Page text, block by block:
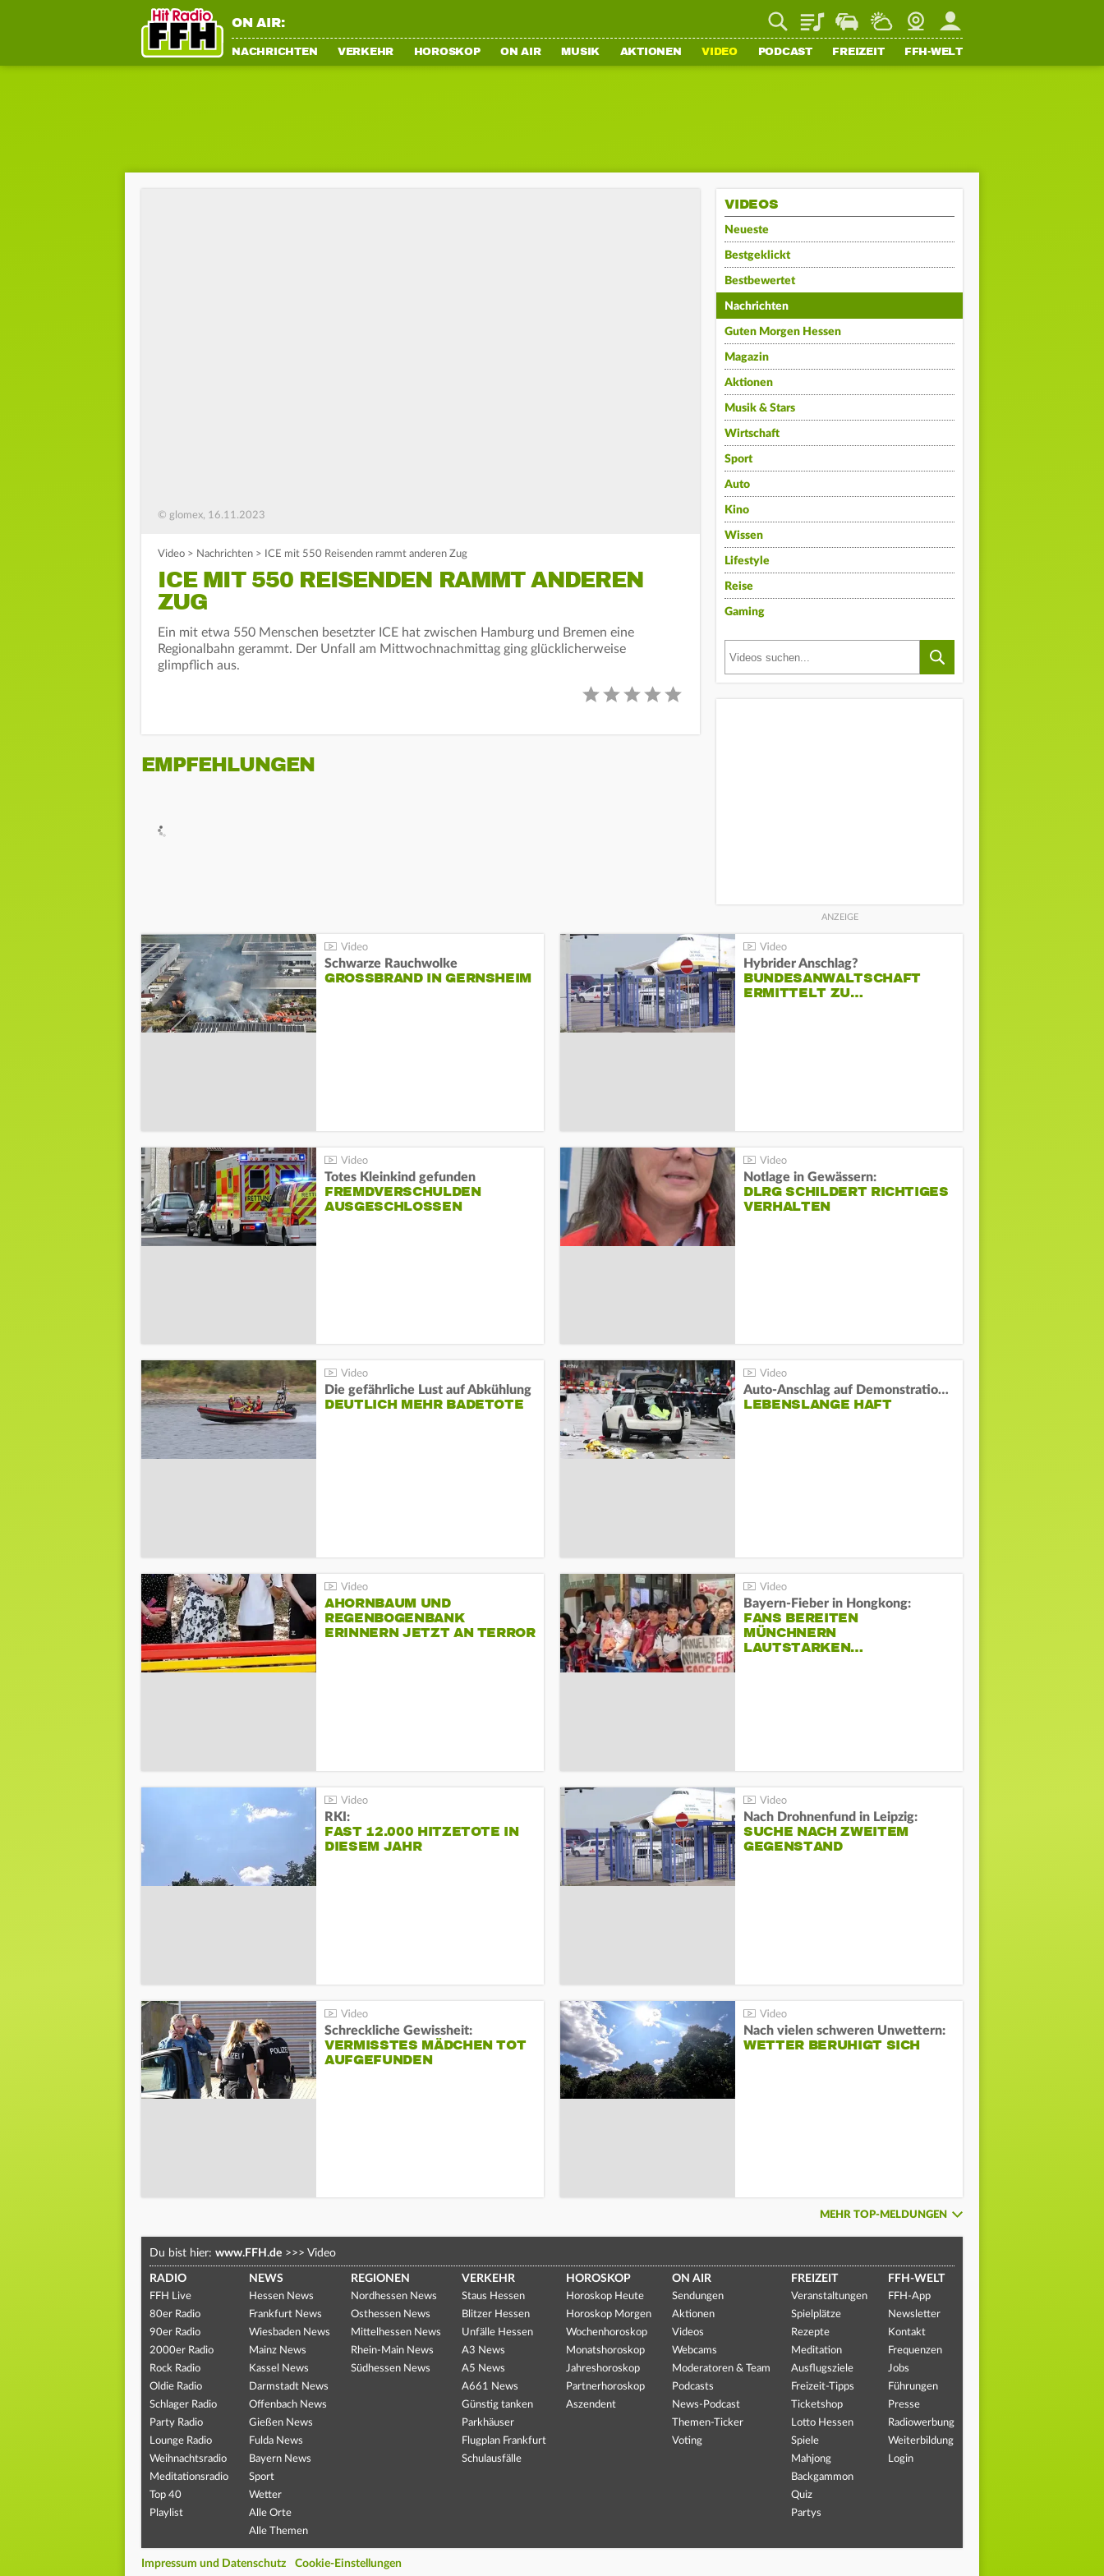
ON AIR: PlaylistStaupilotWetterWebcamMein FFH
NACHRICHTEN VERKEHR HOROSKOP ON AIR MUSIK AKTIONEN VIDEO PODCAST FREIZEIT FFH-WELT
© glomex, 16.11.2023
Video > Nachrichten > ICE mit 550 Reisenden rammt anderen Zug
ICE MIT 550 REISENDEN RAMMT ANDEREN
ZUG
Ein mit etwa 550 Menschen besetzter ICE hat zwischen Hamburg und Bremen eine
Regionalbahn gerammt. Der Unfall am Mittwochnachmittag ging glücklicherweise
glimpflich aus.
EMPFEHLUNGEN
VIDEOS
Neueste
Bestgeklickt
Bestbewertet
Nachrichten
Guten Morgen Hessen
Magazin
Aktionen
Musik & Stars
Wirtschaft
Sport
Auto
Kino
Wissen
Lifestyle
Reise
Gaming
Schwarze Rauchwolke
GROSSBRAND IN GERNSHEIM
Hybrider Anschlag?
BUNDESANWALTSCHAFT
ERMITTELT ZU…
Totes Kleinkind gefunden
FREMDVERSCHULDEN
AUSGESCHLOSSEN
Notlage in Gewässern:
DLRG SCHILDERT RICHTIGES
VERHALTEN
Die gefährliche Lust auf Abkühlung
DEUTLICH MEHR BADETOTE
Auto-Anschlag auf Demonstration in München:
LEBENSLANGE HAFT
AHORNBAUM UND
REGENBOGENBANK
ERINNERN JETZT AN TERROR
Bayern-Fieber in Hongkong:
FANS BEREITEN
MÜNCHNERN
LAUTSTARKEN…
RKI:
FAST 12.000 HITZETOTE IN
DIESEM JAHR
Nach Drohnenfund in Leipzig:
SUCHE NACH ZWEITEM
GEGENSTAND
Schreckliche Gewissheit:
VERMISSTES MÄDCHEN TOT
AUFGEFUNDEN
Nach vielen schweren Unwettern:
WETTER BERUHIGT SICH
MEHR TOP-MELDUNGEN
Du bist hier: www.FFH.de >>> Video
RADIO
FFH Live
80er Radio
90er Radio
2000er Radio
Rock Radio
Oldie Radio
Schlager Radio
Party Radio
Lounge Radio
Weihnachtsradio
Meditationsradio
Top 40
Playlist
NEWS
Hessen News
Frankfurt News
Wiesbaden News
Mainz News
Kassel News
Darmstadt News
Offenbach News
Gießen News
Fulda News
Bayern News
Sport
Wetter
Alle Orte
Alle Themen
REGIONEN
Nordhessen News
Osthessen News
Mittelhessen News
Rhein-Main News
Südhessen News
VERKEHR
Staus Hessen
Blitzer Hessen
Unfälle Hessen
A3 News
A5 News
A661 News
Günstig tanken
Parkhäuser
Flugplan Frankfurt
Schulausfälle
HOROSKOP
Horoskop Heute
Horoskop Morgen
Wochenhoroskop
Monatshoroskop
Jahreshoroskop
Partnerhoroskop
Aszendent
ON AIR
Sendungen
Aktionen
Videos
Webcams
Moderatoren & Team
Podcasts
News-Podcast
Themen-Ticker
Voting
FREIZEIT
Veranstaltungen
Spielplätze
Rezepte
Meditation
Ausflugsziele
Freizeit-Tipps
Ticketshop
Lotto Hessen
Spiele
Mahjong
Backgammon
Quiz
Partys
FFH-WELT
FFH-App
Newsletter
Kontakt
Frequenzen
Jobs
Führungen
Presse
Radiowerbung
Weiterbildung
Login
Impressum und Datenschutz Cookie-Einstellungen